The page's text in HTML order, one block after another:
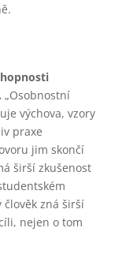
„Osobnostní
výchova, vzory
praxe
jim skončí
širší zkušenost
člověk zná širší
nejen o tom